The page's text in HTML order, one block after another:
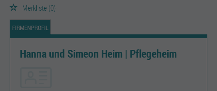
Merkliste (0)
FIRMENPROFIL
Hanna und Simeon Heim | Pflegeheim